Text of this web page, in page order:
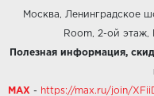
Москва, Ленинградское
Room, 2-ой этаж,
Полезная информация,
MAX - https://max.ru/join/